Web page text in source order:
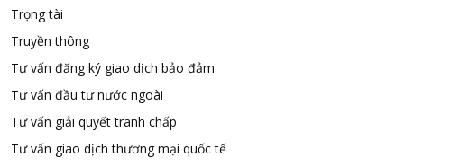
Trọng tài
Truyền thông
Tư vấn đăng ký giao dịch bảo đảm
Tư vấn đầu tư nước ngoài
Tư vấn giải quyết tranh chấp
Tư vấn giao dịch thương mại quốc tế